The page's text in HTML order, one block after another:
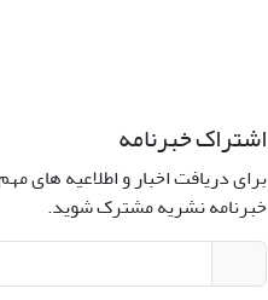
اشتراک خبرنامه
برای دریافت اخبار و اطلاعیه های
خبرنامه نشریه مشترک شوید.